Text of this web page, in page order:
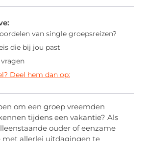
van single groepsreizen?
die bij jou past
Deel hem dan op:
om een groep vreemden
tijdens een vakantie? Als
ouder of eenzame
met allerlei uitdagingen te